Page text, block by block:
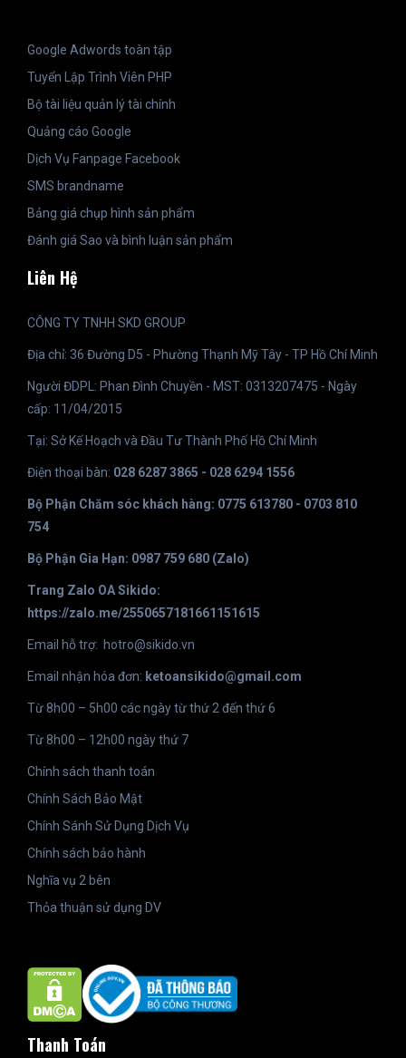
Google Adwords toàn tập
Tuyển Lập Trình Viên PHP
Bộ tài liệu quản lý tài chính
Quảng cáo Google
Dịch Vụ Fanpage Facebook
SMS brandname
Bảng giá chụp hình sản phẩm
Đánh giá Sao và bình luận sản phẩm
Liên Hệ
CÔNG TY TNHH SKD GROUP
Địa chỉ: 36 Đường D5 - Phường Thạnh Mỹ Tây - TP Hồ Chí Minh
Người ĐDPL: Phan Đình Chuyền - MST: 0313207475 - Ngày
cấp: 11/04/2015
Tại: Sở Kế Hoạch và Đầu Tư Thành Phố Hồ Chí Minh
Điện thoại bàn: 028 6287 3865 - 028 6294 1556
Bộ Phận Chăm sóc khách hàng: 0775 613780 - 0703 810
754
Bộ Phận Gia Hạn: 0987 759 680 (Zalo)
Trang Zalo OA Sikido:
https://zalo.me/2550657181661151615
Email hỗ trợ: hotro@sikido.vn
Email nhận hóa đơn: ketoansikido@gmail.com
Từ 8h00 – 5h00 các ngày từ thứ 2 đến thứ 6
Từ 8h00 – 12h00 ngày thứ 7
Chính sách thanh toán
Chính Sách Bảo Mật
Chính Sánh Sử Dụng Dịch Vụ
Chính sách bảo hành
Nghĩa vụ 2 bên
Thỏa thuận sử dụng DV
Thanh Toán